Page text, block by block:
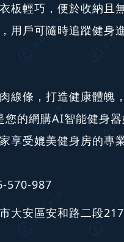
板輕巧，便於收納且
用戶可隨時追蹤健身
線條，打造健康體魄
的網購AI智能健身
享受媲美健身房的專業
570-987
大安區安和路二段